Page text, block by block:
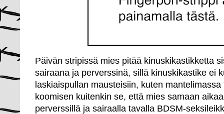
Päivän stripissä mies pitää kinuskikastikketta
sairaana ja perverssinä, sillä kinuskikastike ei
laskiaispullan mausteisiin, kuten
koomisen kuitenkin se, että mies samaan
perverssillä ja sairaalla tavalla BDSM-